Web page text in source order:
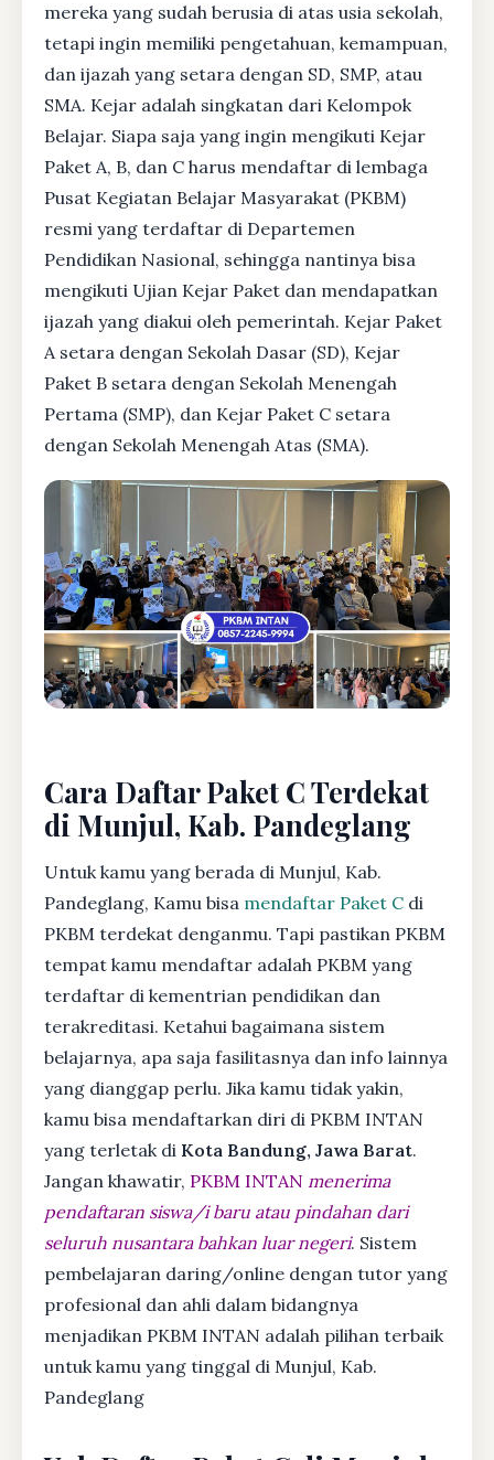
mereka yang sudah berusia di atas usia sekolah,
tetapi ingin memiliki pengetahuan, kemampuan,
dan ijazah yang setara dengan SD, SMP, atau
SMA. Kejar adalah singkatan dari Kelompok
Belajar. Siapa saja yang ingin mengikuti Kejar
Paket A, B, dan C harus mendaftar di lembaga
Pusat Kegiatan Belajar Masyarakat (PKBM)
resmi yang terdaftar di Departemen
Pendidikan Nasional, sehingga nantinya bisa
mengikuti Ujian Kejar Paket dan mendapatkan
ijazah yang diakui oleh pemerintah. Kejar Paket
A setara dengan Sekolah Dasar (SD), Kejar
Paket B setara dengan Sekolah Menengah
Pertama (SMP), dan Kejar Paket C setara
dengan Sekolah Menengah Atas (SMA).
Cara Daftar Paket C Terdekat
di Munjul, Kab. Pandeglang
Untuk kamu yang berada di Munjul, Kab.
Pandeglang, Kamu bisa mendaftar Paket C di
PKBM terdekat denganmu. Tapi pastikan PKBM
tempat kamu mendaftar adalah PKBM yang
terdaftar di kementrian pendidikan dan
terakreditasi. Ketahui bagaimana sistem
belajarnya, apa saja fasilitasnya dan info lainnya
yang dianggap perlu. Jika kamu tidak yakin,
kamu bisa mendaftarkan diri di PKBM INTAN
yang terletak di Kota Bandung, Jawa Barat.
Jangan khawatir, PKBM INTAN menerima
pendaftaran siswa/i baru atau pindahan dari
seluruh nusantara bahkan luar negeri. Sistem
pembelajaran daring/online dengan tutor yang
profesional dan ahli dalam bidangnya
menjadikan PKBM INTAN adalah pilihan terbaik
untuk kamu yang tinggal di Munjul, Kab.
Pandeglang